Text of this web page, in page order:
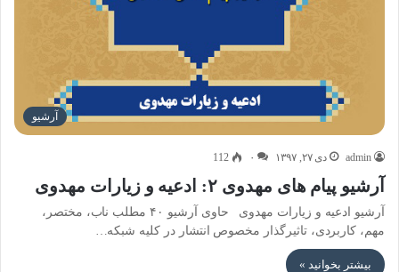
آرشیو
admin دی ۲۷, ۱۳۹۷ ۰ 112
آرشیو پیام های مهدوی ۲: ادعیه و زیارات مهدوی
آرشیو ادعیه و زیارات مهدوی حاوی آرشیو ۴۰ مطلب ناب، مختصر،
مهم، کاربردی، تاثیرگذار مخصوص انتشار در کلیه شبکه…
بیشتر بخوانید »